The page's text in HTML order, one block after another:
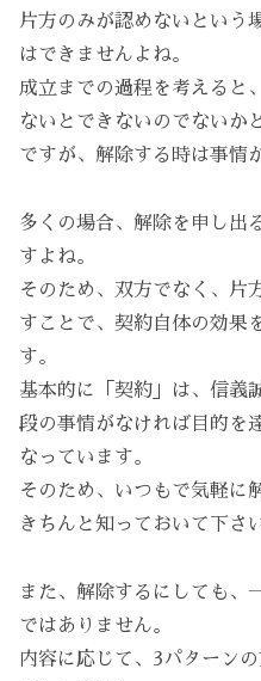
片方のみが認めないという
はできませんよね。
成立までの過程を考えると
ないとできないのでないか
ですが、解除する時は事情
多くの場合、解除を申し出
すよね。
そのため、双方でなく、片
すことで、契約自体の効果
す。
基本的に「契約」は、信義
段の事情がなければ目的を
なっています。
そのため、いつもで気軽に
きちんと知っておいて下さ
また、解除するにしても、
ではありません。
内容に応じて、3パターン